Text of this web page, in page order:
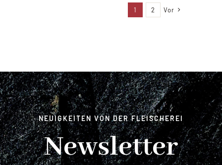
1 2 Vor
NEUIGKEITEN VON DER FLEISCHEREI
Newsletter